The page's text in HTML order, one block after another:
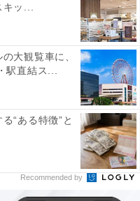
キッ...
大観覧車に、
駅直結ス...
“ある特徴”と
Recommended by